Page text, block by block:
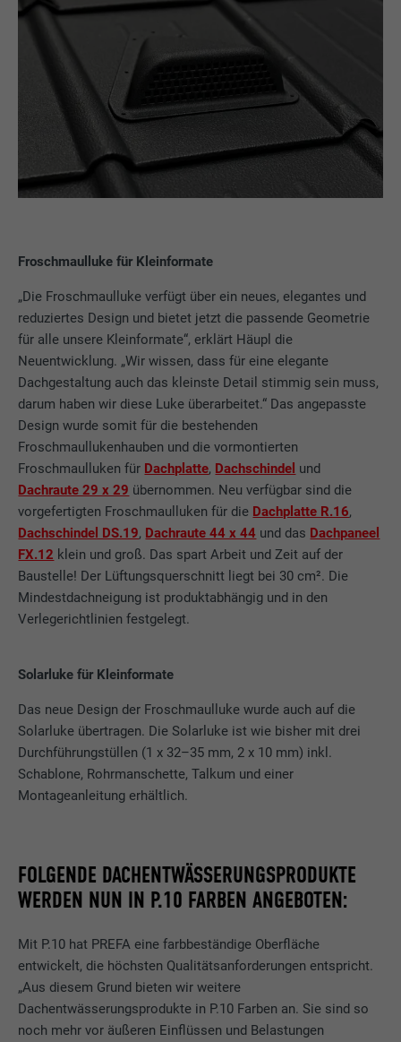
Froschmaulluke für Kleinformate
„Die Froschmaulluke verfügt über ein neues, elegantes und
reduziertes Design und bietet jetzt die passende Geometrie
für alle unsere Kleinformate“, erklärt Häupl die
Neuentwicklung. „Wir wissen, dass für eine elegante
Dachgestaltung auch das kleinste Detail stimmig sein muss,
darum haben wir diese Luke überarbeitet.“ Das angepasste
Design wurde somit für die bestehenden
Froschmaullukenhauben und die vormontierten
Froschmaulluken für Dachplatte, Dachschindel und
Dachraute 29 x 29 übernommen. Neu verfügbar sind die
vorgefertigten Froschmaulluken für die Dachplatte R.16,
Dachschindel DS.19, Dachraute 44 x 44 und das Dachpaneel
FX.12 klein und groß. Das spart Arbeit und Zeit auf der
Baustelle! Der Lüftungsquerschnitt liegt bei 30 cm². Die
Mindestdachneigung ist produktabhängig und in den
Verlegerichtlinien festgelegt.
Solarluke für Kleinformate
Das neue Design der Froschmaulluke wurde auch auf die
Solarluke übertragen. Die Solarluke ist wie bisher mit drei
Durchführungstüllen (1 x 32–35 mm, 2 x 10 mm) inkl.
Schablone, Rohrmanschette, Talkum und einer
Montageanleitung erhältlich.
FOLGENDE DACHENTWÄSSERUNGSPRODUKTE
WERDEN NUN IN P.10 FARBEN ANGEBOTEN:
Mit P.10 hat PREFA eine farbbeständige Oberfläche
entwickelt, die höchsten Qualitätsanforderungen entspricht.
„Aus diesem Grund bieten wir weitere
Dachentwässerungsprodukte in P.10 Farben an. Sie sind so
noch mehr vor äußeren Einflüssen und Belastungen